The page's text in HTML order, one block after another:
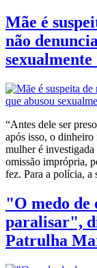
Mãe é
não
“Antes dele ser
após isso, o
mulher é
omissão imprópria,
fez. Para a polícia,
"O medo de
paralisar",
Patrulha